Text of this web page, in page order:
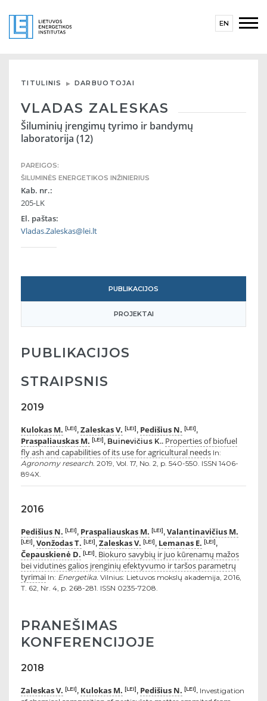
EN
TITULINIS DARBUOTOJAI
VLADAS ZALESKAS
Šiluminių įrengimų tyrimo ir bandymų
laboratorija (12)
PAREIGOS:
ŠILUMINĖS ENERGETIKOS INŽINIERIUS
Kab. nr.:
205-LK
El. paštas:
Vladas.Zaleskas@lei.lt
PUBLIKACIJOS
PROJEKTAI
PUBLIKACIJOS
STRAIPSNIS
2019
Kulokas M. [LEI], Zaleskas V. [LEI], Pedišius N. [LEI],
Praspaliauskas M. [LEI], Buinevičius K.. Properties of biofuel
fly ash and capabilities of its use for agricultural needs In:
Agronomy research. 2019, Vol. 17, No. 2, p. 540-550. ISSN 1406-
894X.
2016
Pedišius N. [LEI], Praspaliauskas M. [LEI], Valantinavičius M.
[LEI], Vonžodas T. [LEI], Zaleskas V. [LEI], Lemanas E. [LEI],
Čepauskienė D. [LEI]. Biokuro savybių ir juo kūrenamų mažos
bei vidutinės galios įrenginių efektyvumo ir taršos parametrų
tyrimai In: Energetika. Vilnius: Lietuvos mokslų akademija, 2016,
T. 62, Nr. 4, p. 268-281. ISSN 0235-7208.
PRANEŠIMAS
KONFERENCIJOJE
2018
Zaleskas V. [LEI], Kulokas M. [LEI], Pedišius N. [LEI]. Investigation